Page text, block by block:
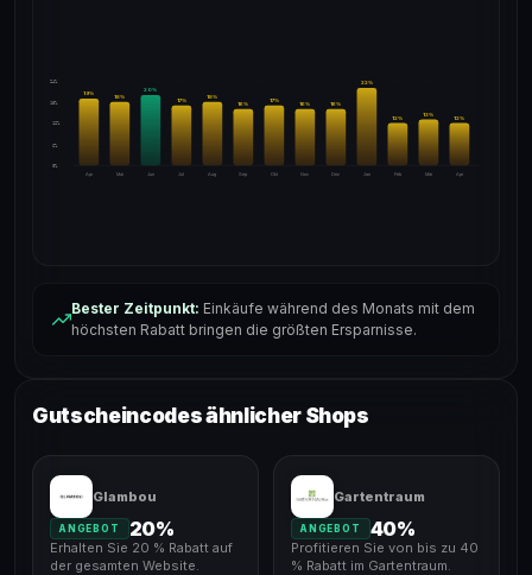
24%
18%
12%
6%
0%
Apr
19%
Mai
18%
Jun
20%
Jul
17%
Aug
18%
Sep
16%
Okt
17%
Nov
16%
Dez
16%
Jan
22%
Feb
12%
Mär
13%
Apr
12%
Bester Zeitpunkt: Einkäufe während des Monats mit dem
höchsten Rabatt bringen die größten Ersparnisse.
Gutscheincodes ähnlicher Shops
Glambou
ANGEBOT 20%
Erhalten Sie 20 % Rabatt auf
der gesamten Website.
Gartentraum
ANGEBOT 40%
Profitieren Sie von bis zu 40
% Rabatt im Gartentraum.